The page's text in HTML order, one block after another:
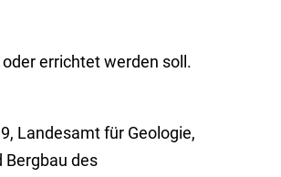
errichtet werden soll.
Landesamt für Geologie,
Bergbau des